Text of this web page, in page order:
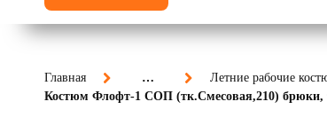
Главная …
Летние рабочие
Костюм Флофт-1 СОП (тк.Смесовая,210) брюки,